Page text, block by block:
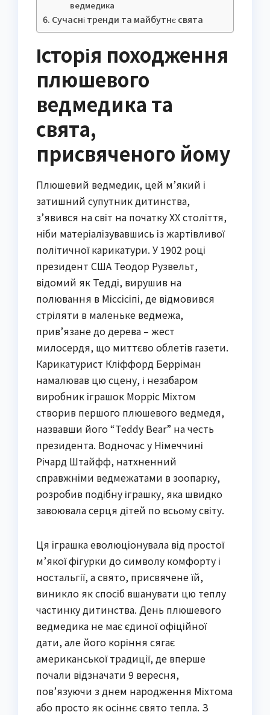
ведмедика
Сучасні тренди та майбутнє свята
Історія походження
плюшевого
ведмедика та
свята,
присвяченого йому
Плюшевий ведмедик, цей м’який і
затишний супутник дитинства,
з’явився на світ на початку XX століття,
ніби матеріалізувавшись із жартівливої
політичної карикатури. У 1902 році
президент США Теодор Рузвельт,
відомий як Тедді, вирушив на
полювання в Міссісіпі, де відмовився
стріляти в маленьке ведмежа,
прив’язане до дерева – жест
милосердя, що миттєво облетів газети.
Карикатурист Кліффорд Берріман
намалював цю сцену, і незабаром
виробник іграшок Морріс Міхтом
створив першого плюшевого ведмедя,
назвавши його “Teddy Bear” на честь
президента. Водночас у Німеччині
Річард Штайфф, натхненний
справжніми ведмежатами в зоопарку,
розробив подібну іграшку, яка швидко
завоювала серця дітей по всьому світу.
Ця іграшка еволюціонувала від простої
м’якої фігурки до символу комфорту і
ностальгії, а свято, присвячене їй,
виникло як спосіб вшанувати цю теплу
частинку дитинства. День плюшевого
ведмедика не має єдиної офіційної
дати, але його коріння сягає
американської традиції, де вперше
почали відзначати 9 вересня,
пов’язуючи з днем народження Міхтома
або просто як осіннє свято тепла. З